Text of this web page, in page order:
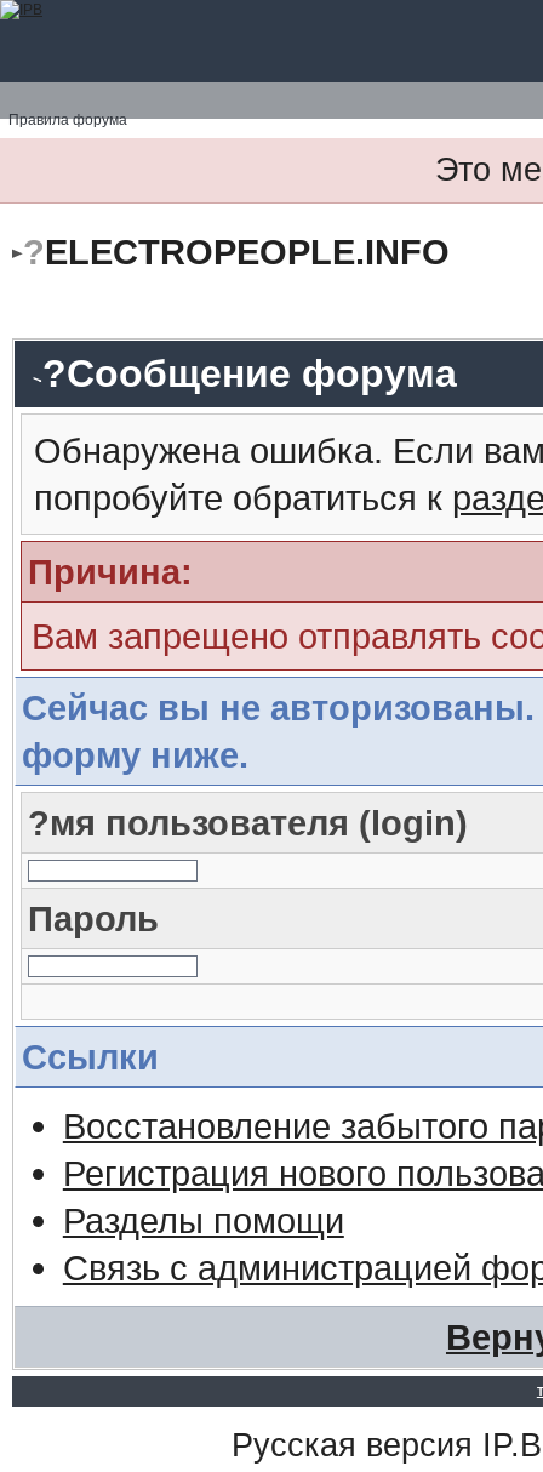
Правила форума
Это
?ELECTROPEOPLE.INFO
?Сообщение форума
Обнаружена ошибка. Если
попробуйте обратиться к
Причина:
Вам запрещено отправлять
Сейчас вы не авторизованы.
форму ниже.
?мя пользователя (login)
Пароль
Ссылки
Восстановление забытого
Регистрация нового
Разделы помощи
Связь с администрацией
Русская версия